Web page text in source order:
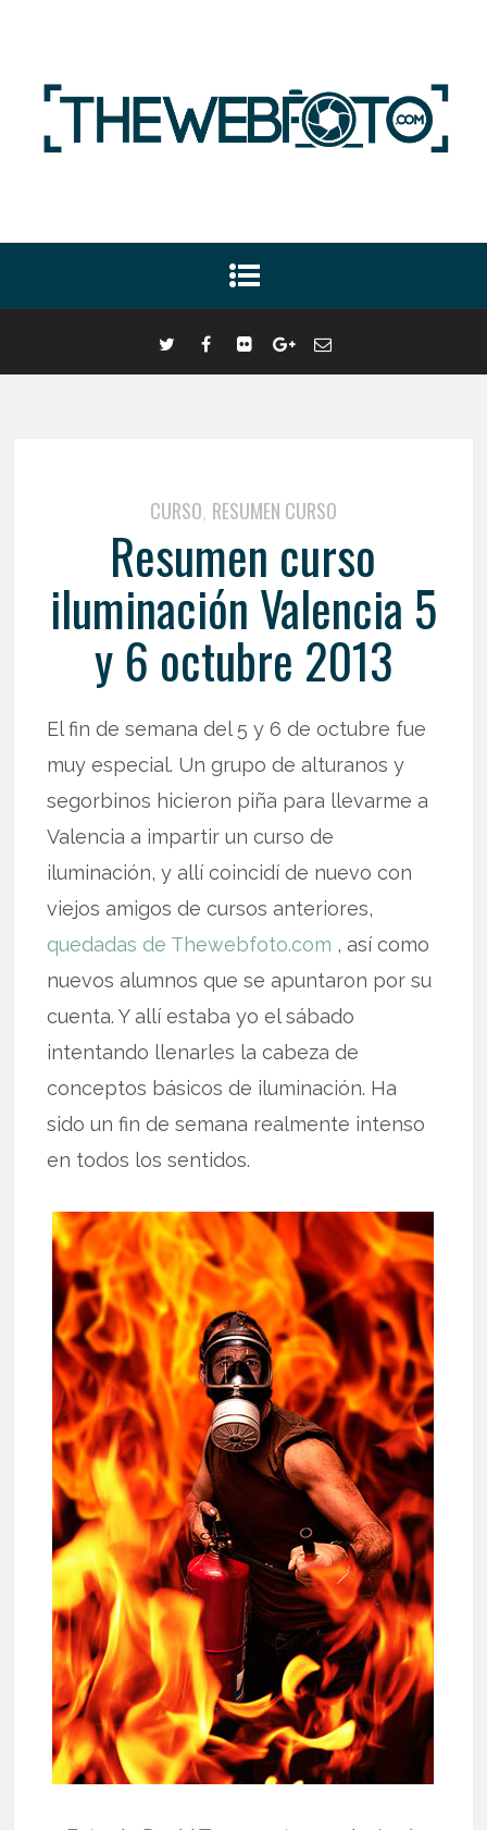
CURSO, RESUMEN CURSO
Resumen curso
iluminación Valencia 5
y 6 octubre 2013
El fin de semana del 5 y 6 de octubre fue
muy especial. Un grupo de alturanos y
segorbinos hicieron piña para llevarme a
Valencia a impartir un curso de
iluminación, y allí coincidí de nuevo con
viejos amigos de cursos anteriores,
quedadas de Thewebfoto.com , así como
nuevos alumnos que se apuntaron por su
cuenta. Y allí estaba yo el sábado
intentando llenarles la cabeza de
conceptos básicos de iluminación. Ha
sido un fin de semana realmente intenso
en todos los sentidos.